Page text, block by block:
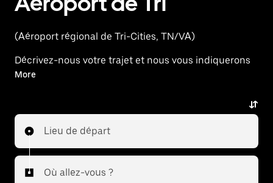
(Aéroport régional de Tri-Cities, TN/VA)
Décrivez-nous votre trajet et nous vous indiquerons
les meilleures options pour vous rendre à l'aéroport
More
Lieu de départ
Où allez-vous ?